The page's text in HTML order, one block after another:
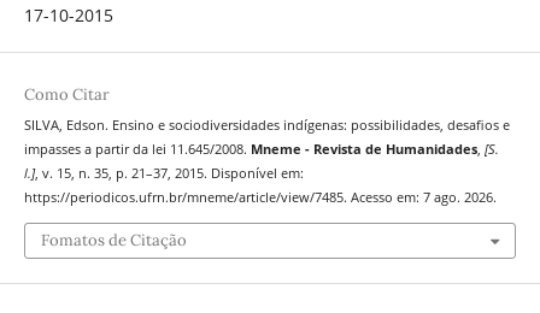
17-10-2015
Como Citar
SILVA, Edson. Ensino e sociodiversidades indígenas: possibilidades, desafios e
impasses a partir da lei 11.645/2008. Mneme - Revista de Humanidades, [S.
l.], v. 15, n. 35, p. 21–37, 2015. Disponível em:
https://periodicos.ufrn.br/mneme/article/view/7485. Acesso em: 7 ago. 2026.
Fomatos de Citação